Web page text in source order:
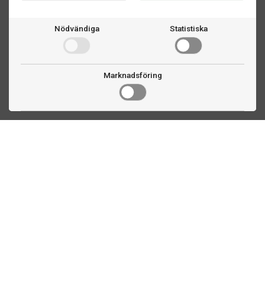
Nödvändiga Statistiska
Marknadsföring